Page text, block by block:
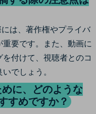
は、著作権やプライバ
要です。また、動画に
付けて、視聴者とのコ
でしょう。
に、どのような
すめですか？